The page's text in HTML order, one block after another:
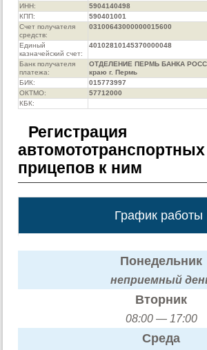
ИНН:
5904140498
КПП:
590401001
Счет получателя
средств:
03100643000000015600
Единый
казначейский счет:
40102810145370000048
Банк получателя
платежа:
ОТДЕЛЕНИЕ ПЕРМЬ БАНКА
краю г. Пермь
БИК:
015773997
ОКТМО:
57712000
КБК:
Регистрация
прицепов к ним
График работы
Понедельник
неприемный
Вторник
08:00 — 17:00
Среда